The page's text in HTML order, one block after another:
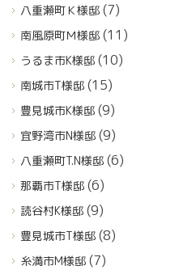
八重瀬町Ｋ様邸 (7)
南風原町Ｍ様邸 (11)
うるま市K様邸 (10)
南城市T様邸 (15)
豊見城市K様邸 (9)
宜野湾市N様邸 (9)
八重瀬町T.N様邸 (6)
那覇市T様邸 (6)
読谷村K様邸 (9)
豊見城市T様邸 (8)
糸満市M様邸 (7)